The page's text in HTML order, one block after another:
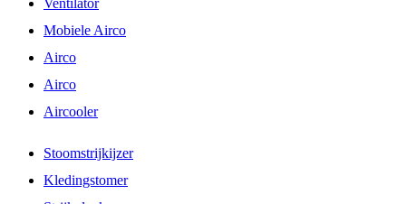
Ventilator
Mobiele Airco
Airco
Airco
Aircooler
Stoomstrijkijzer
Kledingstomer